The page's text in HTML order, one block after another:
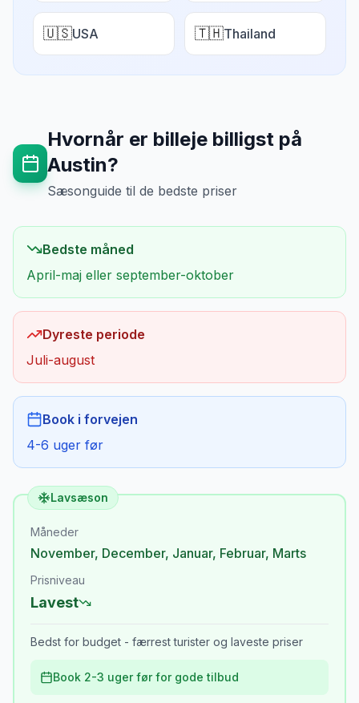
🇺🇸USA 🇹🇭Thailand
Hvornår er billeje billigst på
Austin?
Sæsonguide til de bedste priser
Bedste måned
April-maj eller september-oktober
Dyreste periode
Juli-august
Book i forvejen
4-6 uger før
Lavsæson
Måneder
November, December, Januar, Februar, Marts
Prisniveau
Lavest
Bedst for budget - færrest turister og laveste priser
Book 2-3 uger før for gode tilbud